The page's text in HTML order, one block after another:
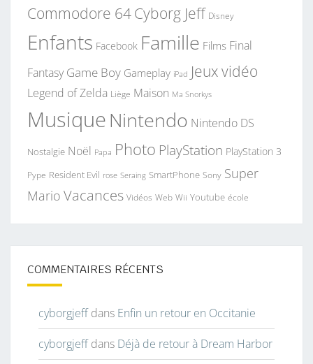
Commodore 64Cyborg Jeff Disney
Enfants Facebook Famille Films Final
Fantasy Game Boy Gameplay iPad Jeux vidéo
Legend of Zelda Liège Maison Ma Snorkys
MusiqueNintendo Nintendo DS
Nostalgie Noël Papa Photo PlayStation PlayStation 3
Pype Resident Evil rose Seraing SmartPhone Sony Super
Mario Vacances Vidéos Web Wii Youtube école
COMMENTAIRES RÉCENTS
cyborgjeffdans Enfin un retour en Occitanie
cyborgjeffdans Déjà de retour à Dream Harbor